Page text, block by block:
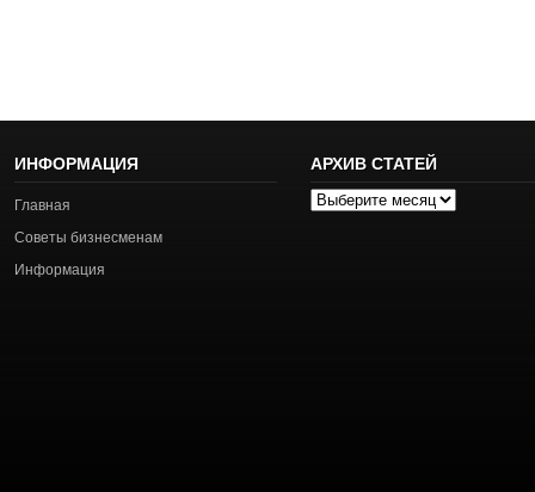
ИНФОРМАЦИЯ
Главная
Советы бизнесменам
Информация
АРХИВ СТАТЕЙ
Архив